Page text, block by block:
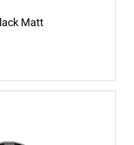
Matt